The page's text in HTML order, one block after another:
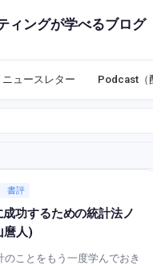
ィングが学べるブログ
ュースレター Podcast（
書評
功するための統計法ノ
麿人)
のことをもう一度学んでおき